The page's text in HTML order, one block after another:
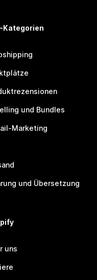
Kategorien
und Bundles
Marketing
und Übersetzung
uns